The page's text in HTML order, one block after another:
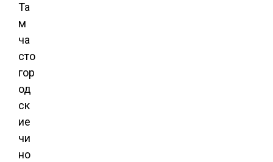
Та
м
ча
сто
гор
од
ск
ие
чи
но